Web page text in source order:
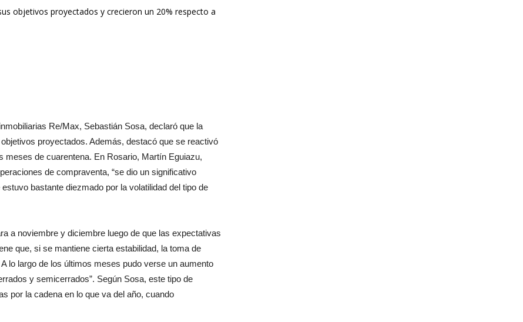
objetivos proyectados y crecieron un 20% respecto a
Re/Max, Sebastián Sosa, declaró que la
proyectados. Además, destacó que se reactivó
meses de cuarentena. En Rosario, Martín Eguiazu,
de compraventa, “se dio un significativo
bastante diezmado por la volatilidad del tipo de
a noviembre y diciembre luego de que las expectativas
que, si se mantiene cierta estabilidad, la toma de
lo largo de los últimos meses pudo verse un aumento
y semicerrados”. Según Sosa, este tipo de
por la cadena en lo que va del año, cuando